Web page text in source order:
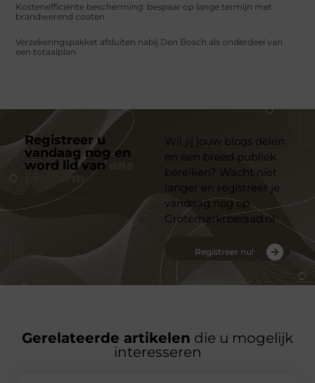
Kostenefficiënte bescherming: bespaar op lange termijn met
brandwerend coaten
Verzekeringspakket afsluiten nabij Den Bosch als onderdeel van
een totaalplan
Registreer u
vandaag nog en
word lid van
platform
Wil jij jouw blogs delen
en een breed publiek
bereiken? Wacht niet
langer en registreer je
vandaag nog op
Grotemarktberaad.nl
Registreer nu!
Gerelateerde artikelen die u mogelijk
interesseren